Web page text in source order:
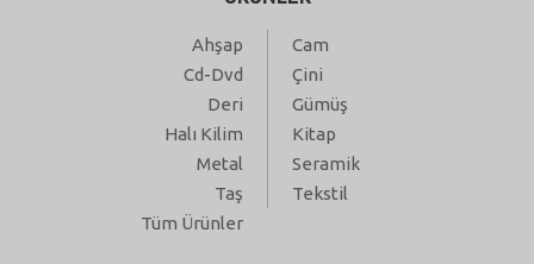
Ahşap
Cam
Cd-Dvd
Çini
Deri
Gümüş
Halı Kilim
Kitap
Metal
Seramik
Taş
Tekstil
Tüm Ürünler